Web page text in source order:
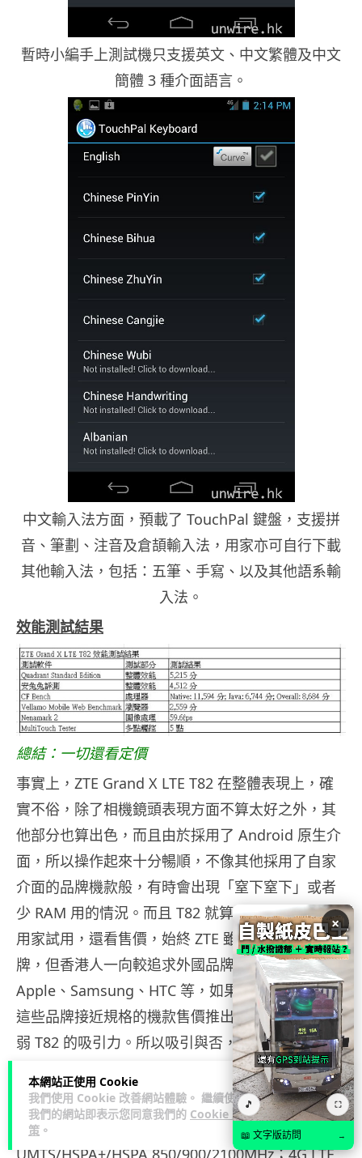
本網站正使用 Cookie
我們使用 Cookie 改善網站體驗。 繼續使用
我們的網站即表示您同意我們的 Cookie 政
策 。
暫時小編手上測試機只支援英文、中文繁體及中文
簡體 3 種介面語言。
中文輸入法方面，預載了 TouchPal 鍵盤，支援拼
音、筆劃、注音及倉頡輸入法，用家亦可自行下載
其他輸入法，包括：五筆、手寫、以及其他語系輸
入法。
效能測試結果
總結：一切還看定價
事實上，ZTE Grand X LTE T82 在整體表現上，確
實不俗，除了相機鏡頭表現方面不算太好之外，其
他部分也算出色，而且由於採用了 Android 原生介
面，所以操作起來十分暢順，不像其他採用了自家
介面的品牌機款般，有時會出現「窒下窒下」或者
少 RAM 用的情況。而且 T82 就算再好，能否吸引
用家試用，還看售價，始終 ZTE 雖然在內地是大品
牌，但香港人一向較追求外國品牌，例如：
Apple、Samsung、HTC 等，如果 T82 推出時，以
這些品牌接近規格的機款售價推出，肯定會大大削
弱 T82 的吸引力。所以吸引與否，還看 ZTE 中興在
本月底於香港推出此機時，訂價如何了。
ZTE Grand X LTE T82 規格表：
頻率：GSM 850/900/1800/1900MHz；
UMTS/HSPA+/HSPA 850/900/2100MHz；4G LTE
×
🎵 ⛶
📖 文字版訪問 →